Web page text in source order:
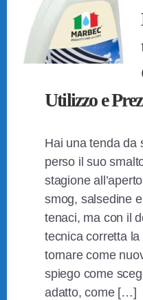
Utilizzo e
Hai una tenda da
perso il suo
stagione
smog, salsedine
tenaci, ma con il
tecnica corretta
tornare come
spiego come
adatto, come […]